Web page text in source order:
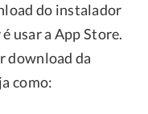
do instalador
usar a App Store.
download da
como: